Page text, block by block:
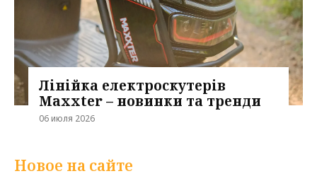
Лінійка електроскутерів
Maxxter – новинки та тренди
06 июля 2026
Новое на сайте